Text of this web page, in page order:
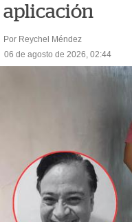
aplicación
Por Reychel Méndez
06 de agosto de 2026, 02:44